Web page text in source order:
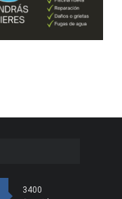
3400